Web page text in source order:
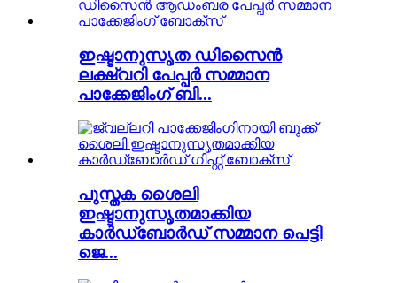
ഇഷ്ടാനുസൃത ഡിസൈൻ
ലക്ഷ്വറി പേപ്പർ സമ്മാന
പാക്കേജിംഗ് ബി...
പുസ്തക ശൈലി
ഇഷ്ടാനുസൃതമാക്കിയ
കാർഡ്ബോർഡ് സമ്മാന പെട്ടി
ജെ...